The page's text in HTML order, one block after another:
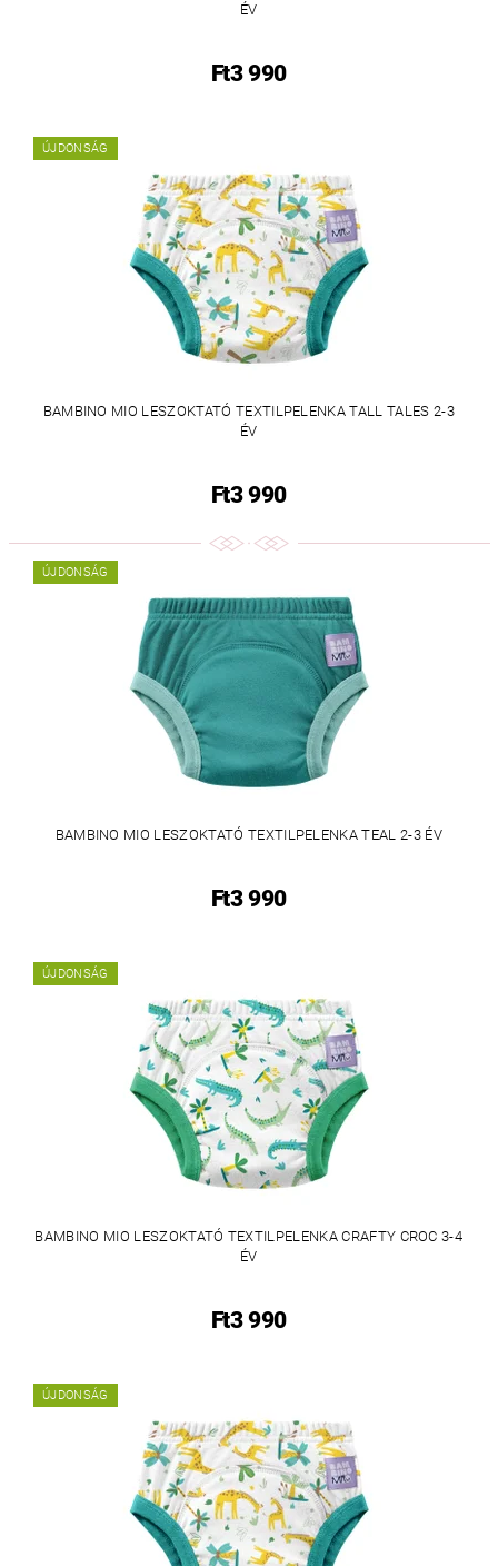
ÉV
Ft3 990
ÚJDONSÁG
BAMBINO MIO LESZOKTATÓ TEXTILPELENKA TALL TALES 2-3
ÉV
Ft3 990
ÚJDONSÁG
BAMBINO MIO LESZOKTATÓ TEXTILPELENKA TEAL 2-3 ÉV
Ft3 990
ÚJDONSÁG
BAMBINO MIO LESZOKTATÓ TEXTILPELENKA CRAFTY CROC 3-4
ÉV
Ft3 990
ÚJDONSÁG